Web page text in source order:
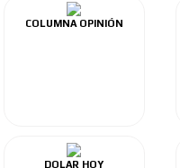
COLUMNA OPINIÓN
DOLAR HOY